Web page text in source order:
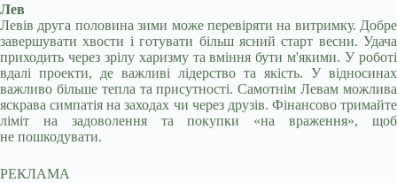
Лев
Левів друга половина зими може перевіряти на витримку. Добре
завершувати хвости і готувати більш ясний старт весни. Удача
приходить через зрілу харизму та вміння бути м'якими. У роботі
вдалі проекти, де важливі лідерство та якість. У відносинах
важливо більше тепла та присутності. Самотнім Левам можлива
яскрава симпатія на заходах чи через друзів. Фінансово тримайте
ліміт на задоволення та покупки «на враження», щоб
не пошкодувати.
РЕКЛАМА